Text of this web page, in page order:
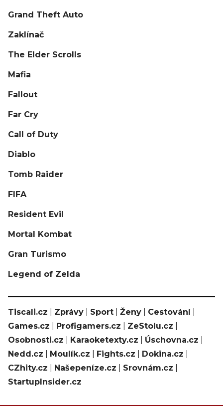
Grand Theft Auto
Zaklínač
The Elder Scrolls
Mafia
Fallout
Far Cry
Call of Duty
Diablo
Tomb Raider
FIFA
Resident Evil
Mortal Kombat
Gran Turismo
Legend of Zelda
Tiscali.cz Zprávy Sport Ženy Cestování|
Games.cz
Profigamers.cz ZeStolu.cz
Osobnosti.cz
Karaoketexty.cz Úschovna.cz
Nedd.cz
Moulík.cz Fights.cz Dokina.cz
CZhity.cz
Našepeníze.cz Srovnám.cz
StartupInsider.cz